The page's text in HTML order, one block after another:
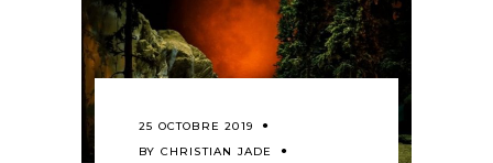
25 OCTOBRE 2019
BY CHRISTIAN JADE